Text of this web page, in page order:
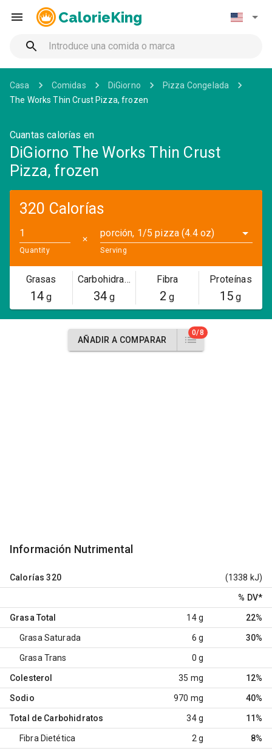
CalorieKing
Casa Comidas DiGiorno
Pizza Congelada
The Works Thin Crust Pizza, frozen
Cuantas calorías en
DiGiorno The Works Thin Crust
Pizza, frozen
320 Calorías
Quantity
✕
porción, 1/5 pizza (4.4 oz)
Serving
Grasas
14g
Carbohidratos
34g
Fibra
2 g
Proteínas
15 g
AÑADIR A COMPARAR
0/8
Información Nutrimental
Calorías 320 (1338 kJ)
% DV*
Grasa Total 14 g 22%
Grasa Saturada 6 g 30%
Grasa Trans 0 g
Colesterol 35 mg 12%
Sodio 970 mg 40%
Total de Carbohidratos 34 g 11%
Fibra Dietética 2 g 8%